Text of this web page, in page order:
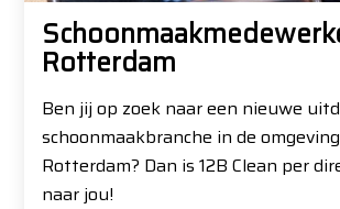
Rotterdam
Ben jij op zoek naar een nieuwe
schoonmaakbranche in de
Rotterdam? Dan is 12B Clean per
naar jou!